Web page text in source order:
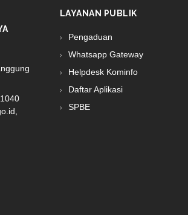
LAYANAN PUBLIK
Pengaduan
Whatsapp Gateway
Helpdesk Kominfo
Daftar Aplikasi
SPBE